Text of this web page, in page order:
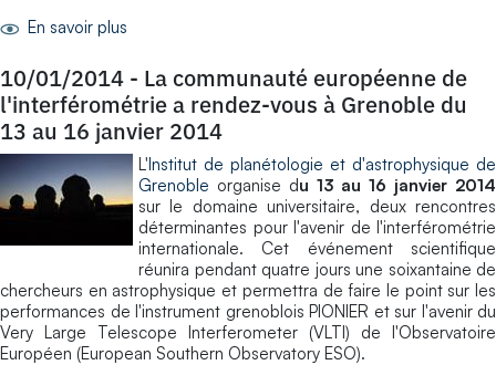
En savoir plus
10/01/2014 - La communauté européenne de
l'interférométrie a rendez-vous à Grenoble du
13 au 16 janvier 2014
L'Institut de planétologie et d'astrophysique de
Grenoble organise du 13 au 16 janvier 2014
sur le domaine universitaire, deux rencontres
déterminantes pour l'avenir de l'interférométrie
internationale. Cet événement scientifique
réunira pendant quatre jours une soixantaine de
chercheurs en astrophysique et permettra de faire le point sur les
performances de l'instrument grenoblois PIONIER et sur l'avenir du
Very Large Telescope Interferometer (VLTI) de l'Observatoire
Européen (European Southern Observatory ESO).